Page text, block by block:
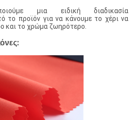
μια ειδική διαδικασία
το προϊόν για να κάνουμε το χέρι να
και το χρώμα ζωηρότερο.
: